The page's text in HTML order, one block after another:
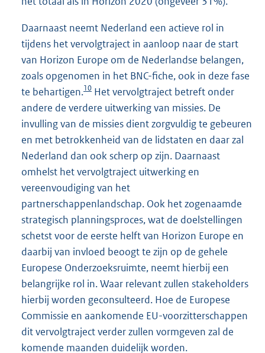
Daarnaast neemt Nederland een actieve rol in
tijdens het vervolgtraject in aanloop naar de start
van Horizon Europe om de Nederlandse belangen,
zoals opgenomen in het BNC-fiche, ook in deze fase
te behartigen.10 Het vervolgtraject betreft onder
andere de verdere uitwerking van missies. De
invulling van de missies dient zorgvuldig te gebeuren
en met betrokkenheid van de lidstaten en daar zal
Nederland dan ook scherp op zijn. Daarnaast
omhelst het vervolgtraject uitwerking en
vereenvoudiging van het
partnerschappenlandschap. Ook het zogenaamde
strategisch planningsproces, wat de doelstellingen
schetst voor de eerste helft van Horizon Europe en
daarbij van invloed beoogt te zijn op de gehele
Europese Onderzoeksruimte, neemt hierbij een
belangrijke rol in. Waar relevant zullen stakeholders
hierbij worden geconsulteerd. Hoe de Europese
Commissie en aankomende EU-voorzitterschappen
dit vervolgtraject verder zullen vormgeven zal de
komende maanden duidelijk worden.